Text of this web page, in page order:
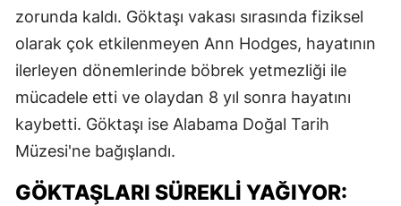
zorunda kaldı. Göktaşı vakası sırasında fiziksel
olarak çok etkilenmeyen Ann Hodges, hayatının
ilerleyen dönemlerinde böbrek yetmezliği ile
mücadele etti ve olaydan 8 yıl sonra hayatını
kaybetti. Göktaşı ise Alabama Doğal Tarih
Müzesi'ne bağışlandı.
GÖKTAŞLARI SÜREKLI YAĞIYOR: